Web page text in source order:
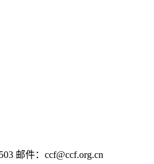
邮件：ccf@ccf.org.cn